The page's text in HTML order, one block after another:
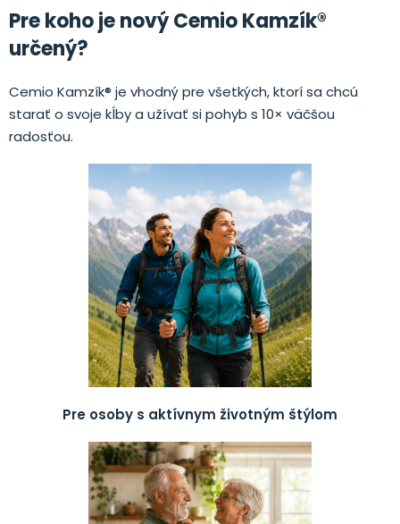
Pre koho je nový Cemio Kamzík®
určený?
Cemio Kamzík® je vhodný pre všetkých, ktorí sa chcú
starať o svoje kĺby a užívať si pohyb s 10× väčšou
radosťou.
Pre osoby s aktívnym životným štýlom